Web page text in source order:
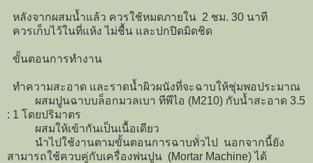
หลังจากผสมน้ำแล้ว ควรใช้หมดภายใน 2 ชม. 30 นาที
ควรเก็บไว้ในที่แห้ง ไม่ชื้น และปกปิดมิดชิด
ขั้นตอนการทำงาน
ทำความสะอาด และราดน้ำผิวผนังที่จะฉาบให้ชุ่มพอประมาณ
ผสมปูนฉาบบล็อกมวลเบา ทีพีไอ (M210) กับน้ำสะอาด 3.5
: 1 โดยปริมาตร
ผสมให้เข้ากันเป็นเนื้อเดียว
นำไปใช้งานตามขั้นตอนการฉาบทั่วไป นอกจากนี้ยัง
สามารถใช้ควบคู่กับเครื่องพ่นปูน (Mortar Machine) ได้